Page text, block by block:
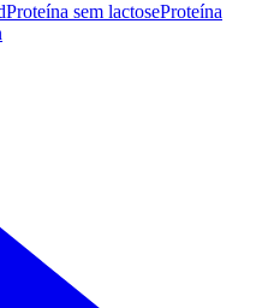
Proteína sem lactoseProteína